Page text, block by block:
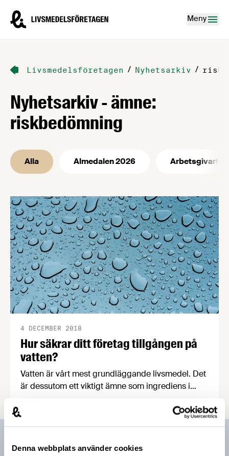
Denna webbplats använder cookies
Livsmedelsföretagen – till startsidan
Meny
Livsmedelsföretagen / Nyhetsarkiv /
Nyhetsarkiv - ämne:
riskbedömning
Alla Almedalen 2026
Hur säkrar ditt företag tillgången på
vatten?
4 DECEMBER 2018
Vatten är vårt mest grundläggande livsmedel. Det
är dessutom ett viktigt ämne som ingrediens i
tillverkning. Som livsmedelsproducent är det
krisberedskapsfrågor på Livsmedelsföretagen.
Prenumerera på vårt nyhetsbrev